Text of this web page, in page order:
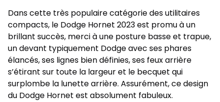
Dans cette très populaire catégorie des utilitaires
compacts, le Dodge Hornet 2023 est promu à un
brillant succès, merci à une posture basse et trapue,
un devant typiquement Dodge avec ses phares
élancés, ses lignes bien définies, ses feux arrière
s’étirant sur toute la largeur et le becquet qui
surplombe la lunette arrière. Assurément, ce design
du Dodge Hornet est absolument fabuleux.